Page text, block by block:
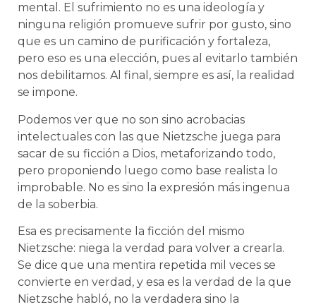
mental. El sufrimiento no es una ideología y
ninguna religión promueve sufrir por gusto, sino
que es un camino de purificación y fortaleza,
pero eso es una elección, pues al evitarlo también
nos debilitamos. Al final, siempre es así, la realidad
se impone.
Podemos ver que no son sino acrobacias
intelectuales con las que Nietzsche juega para
sacar de su ficción a Dios, metaforizando todo,
pero proponiendo luego como base realista lo
improbable. No es sino la expresión más ingenua
de la soberbia.
Esa es precisamente la ficción del mismo
Nietzsche: niega la verdad para volver a crearla.
Se dice que una mentira repetida mil veces se
convierte en verdad, y esa es la verdad de la que
Nietzsche habló, no la verdadera sino la